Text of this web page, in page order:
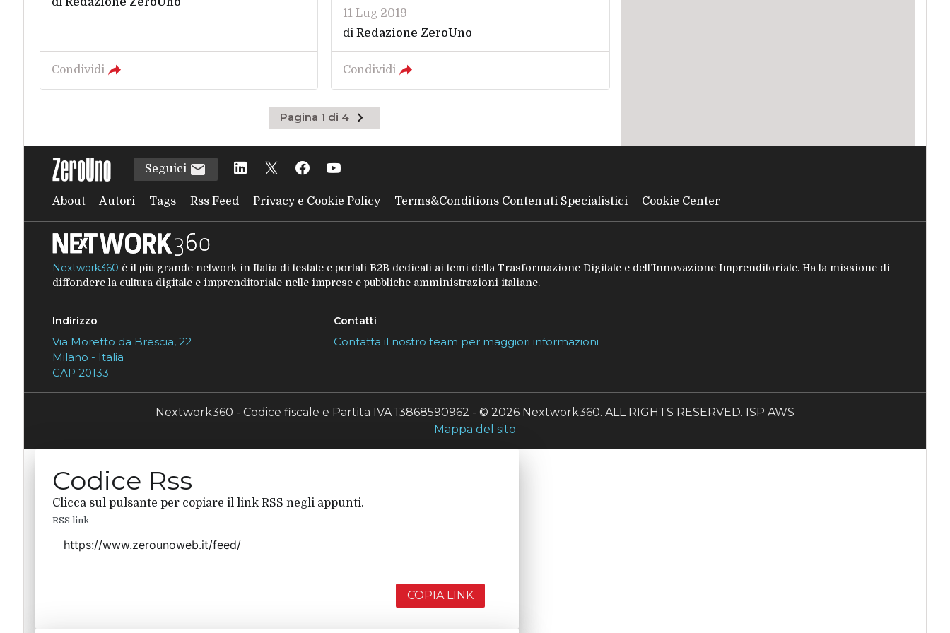
Condividi
11 Lug 2019
diRedazione ZeroUno
Condividi
Pagina 1 di 4
Pagina
successiva
Seguici
About Autori Tags Rss Feed Privacy e Cookie Policy Terms&Conditions Contenuti Specialistici Cookie Center
Nextwork360 è il più grande network in Italia di testate e portali B2B dedicati ai temi della Trasformazione Digitale e dell’Innovazione Imprenditoriale. Ha la missione di
diffondere la cultura digitale e imprenditoriale nelle imprese e pubbliche amministrazioni italiane.
Indirizzo
Via Moretto da Brescia, 22
Milano - Italia
CAP 20133
Contatti
Contatta il nostro team per maggiori informazioni
Nextwork360 - Codice fiscale e Partita IVA 13868590962 - © 2026 Nextwork360. ALL RIGHTS RESERVED. ISP AWS
Mappa del sito
Codice Rss
Clicca sul pulsante per copiare il link RSS negli appunti.
RSS link
COPIA LINK